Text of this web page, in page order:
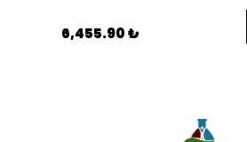
6,455.90 ₺